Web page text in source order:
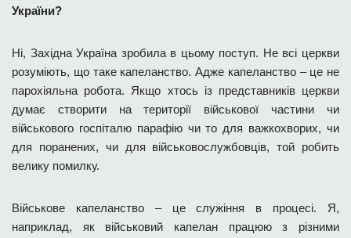
України?
Ні, Західна Україна зробила в цьому поступ. Не всі церкви
розуміють, що таке капеланство. Адже капеланство – це не
парохіяльна робота. Якщо хтось із представників церкви
думає створити на території військової частини чи
військового госпіталю парафію чи то для важкохворих, чи
для поранених, чи для військовослужбовців, той робить
велику помилку.
Військове капеланство – це служіння в процесі. Я,
наприклад, як військовий капелан працюю з різними